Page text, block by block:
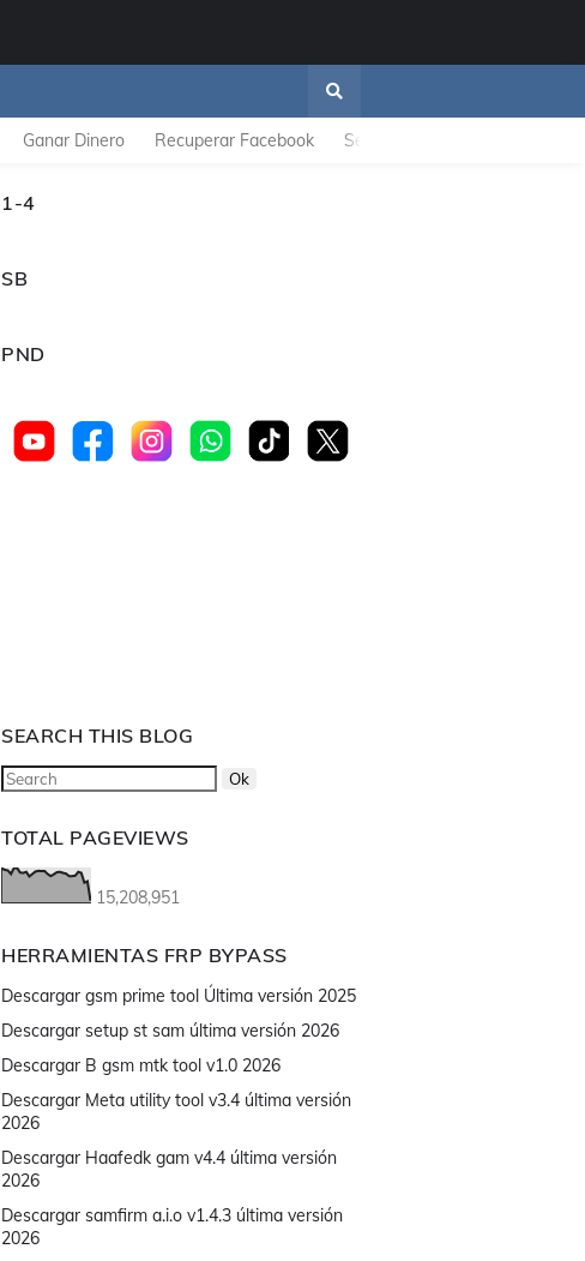
Ganar Dinero Recuperar Facebook Se Descarga Rapido
1-4
SB
PND
SEARCH THIS BLOG
TOTAL PAGEVIEWS
15,208,951
HERRAMIENTAS FRP BYPASS
Descargar gsm prime tool Última versión 2025
Descargar setup st sam última versión 2026
Descargar B gsm mtk tool v1.0 2026
Descargar Meta utility tool v3.4 última versión
2026
Descargar Haafedk gam v4.4 última versión
2026
Descargar samfirm a.i.o v1.4.3 última versión
2026